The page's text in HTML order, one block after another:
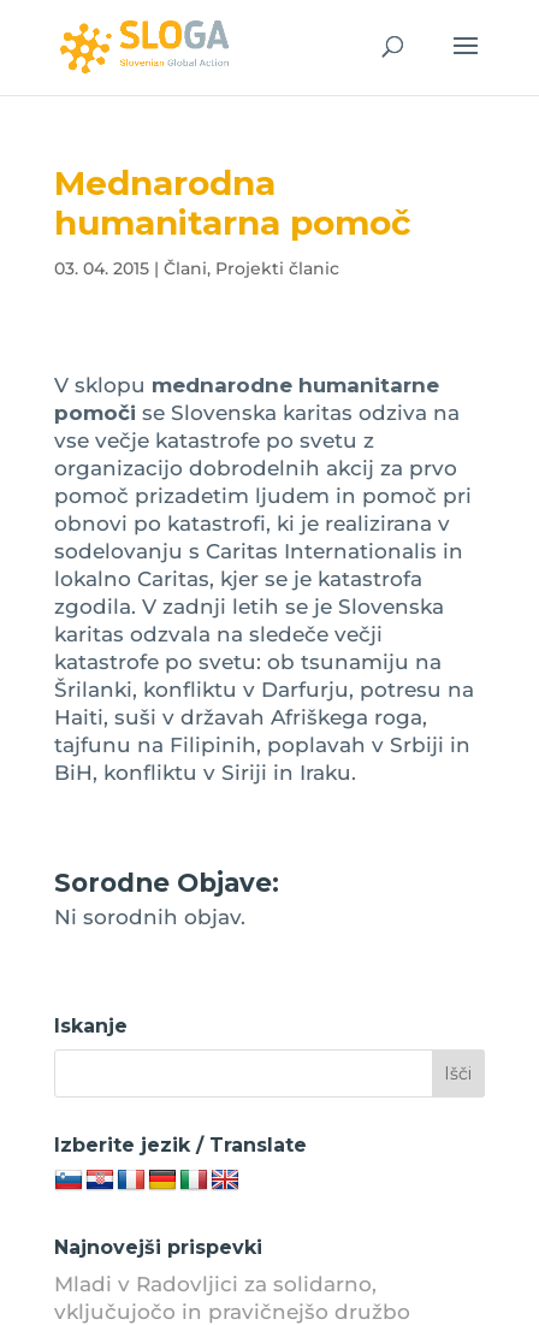
Mednarodna
humanitarna pomoč
03. 04. 2015| Člani, Projekti članic
V sklopu mednarodne humanitarne
pomoči se Slovenska karitas odziva na
vse večje katastrofe po svetu z
organizacijo dobrodelnih akcij za prvo
pomoč prizadetim ljudem in pomoč pri
obnovi po katastrofi, ki je realizirana v
sodelovanju s Caritas Internationalis in
lokalno Caritas, kjer se je katastrofa
zgodila. V zadnji letih se je Slovenska
karitas odzvala na sledeče večji
katastrofe po svetu: ob tsunamiju na
Šrilanki, konfliktu v Darfurju, potresu na
Haiti, suši v državah Afriškega roga,
tajfunu na Filipinih, poplavah v Srbiji in
BiH, konfliktu v Siriji in Iraku.
Sorodne Objave:
Ni sorodnih objav.
Iskanje
Izberite jezik / Translate
Najnovejši prispevki
Mladi v Radovljici za solidarno,
vključujočo in pravičnejšo družbo